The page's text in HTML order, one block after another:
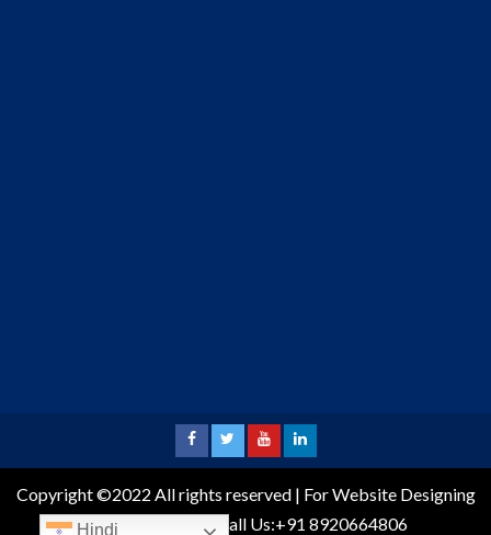
Copyright ©2022 All rights reserved | For Website Designing
and Development call Us:+91 8920664806
Hindi